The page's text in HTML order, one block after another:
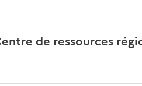
de ressources